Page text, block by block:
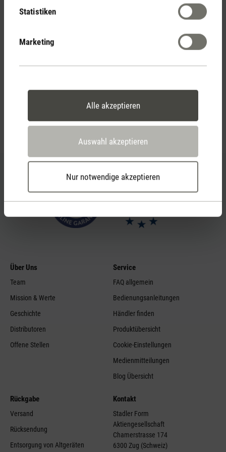
Statistiken
Marketing
Alle akzeptieren
Auswahl akzeptieren
Nur notwendige akzeptieren
Persönliche Kaufberatung
Feed failed to load, check browser console for more
Über Uns
Team
Mission & Werte
Geschichte
Distributoren
Offene Stellen
Service
FAQ allgemein
Bedienungsanleitungen
Händler finden
Produktübersicht
Cookie-Einstellungen
Medienmitteilungen
Blog Übersicht
Rückgabe
Versand
Rücksendung
Entsorgung von Altgeräten
Kontakt
Stadler Form
Aktiengesellschaft
Chamerstrasse 174
6300 Zug (Schweiz)